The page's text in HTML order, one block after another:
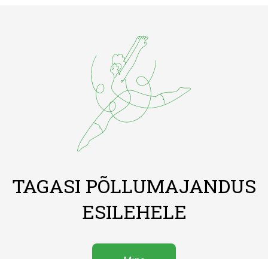
TAGASI PÕLLUMAJANDUS
ESILEHELE